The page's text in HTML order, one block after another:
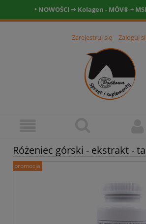
Zarejestruj się Zaloguj
Różeniec górski - ekstrakt -
promocja